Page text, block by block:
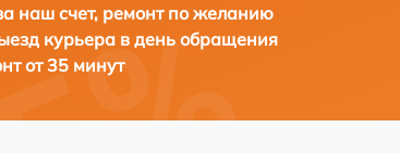
наш счет, ремонт по желанию
курьера в день обращения
от 35 минут